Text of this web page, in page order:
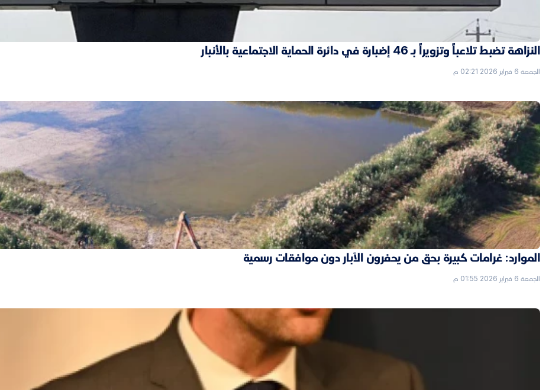
النزاهة تضبط تلاعباً وتزويراً بـ 46 إضبارة في دائرة الحماية الاجتماعية بالأنبار
الجمعة 6 فبراير 2026 02:21 م
الموارد: غرامات كبيرة بحق من يحفرون الآبار دون موافقات رسمية
الجمعة 6 فبراير 2026 01:55 م